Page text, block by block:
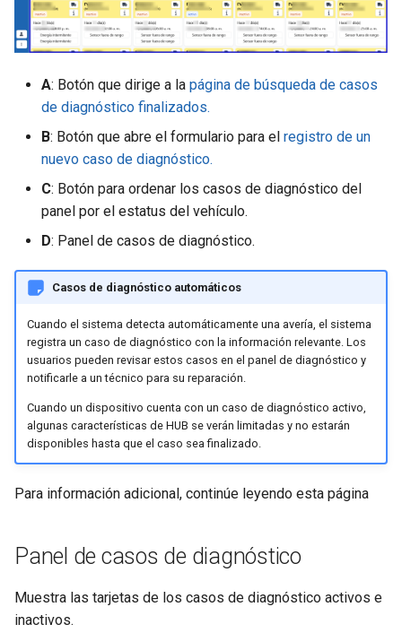
o
d
unidades
Zonas
Comportamiento
Ventana de dialogo de
eventos
Nuevo servicio
Perfiles de servicio
Tarjeta de servicio
Selección de intervalo de
tiempo
Ingreso a la aplicación
Mapa de eventos de una
unidad
Notificaciones
Rendimiento de la Unidad
Resumen general
Zonas
A: Botón que dirige a la página de búsqueda de casos
de diagnóstico finalizados.
B: Botón que abre el formulario para el registro de un
nuevo caso de diagnóstico.
C: Botón para ordenar los casos de diagnóstico del
panel por el estatus del vehículo.
D: Panel de casos de diagnóstico.
Casos de diagnóstico automáticos
Cuando el sistema detecta automáticamente una avería, el sistema
registra un caso de diagnóstico con la información relevante. Los
usuarios pueden revisar estos casos en el panel de diagnóstico y
notificarle a un técnico para su reparación.
Cuando un dispositivo cuenta con un caso de diagnóstico activo,
algunas características de HUB se verán limitadas y no estarán
disponibles hasta que el caso sea finalizado.
Para información adicional, continúe leyendo esta página
Panel de casos de diagnóstico
Muestra las tarjetas de los casos de diagnóstico activos e
inactivos.